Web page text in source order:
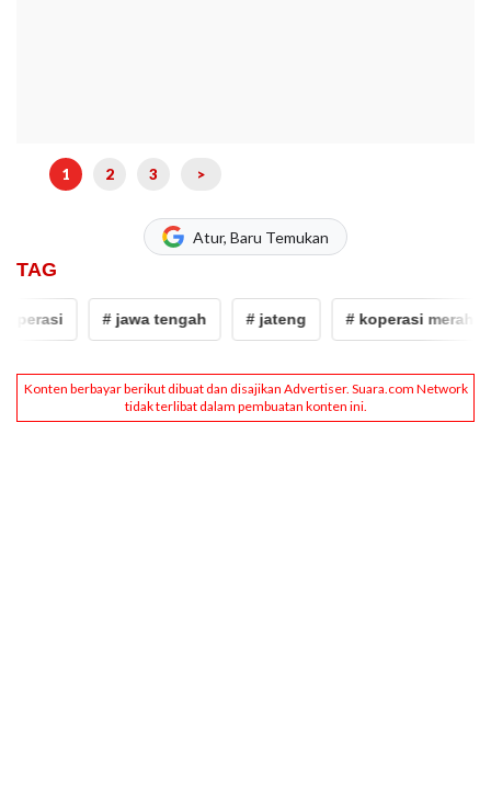
1 2 3 >
Atur, Baru Temukan
TAG
# jawa tengah # jateng # koperasi merah